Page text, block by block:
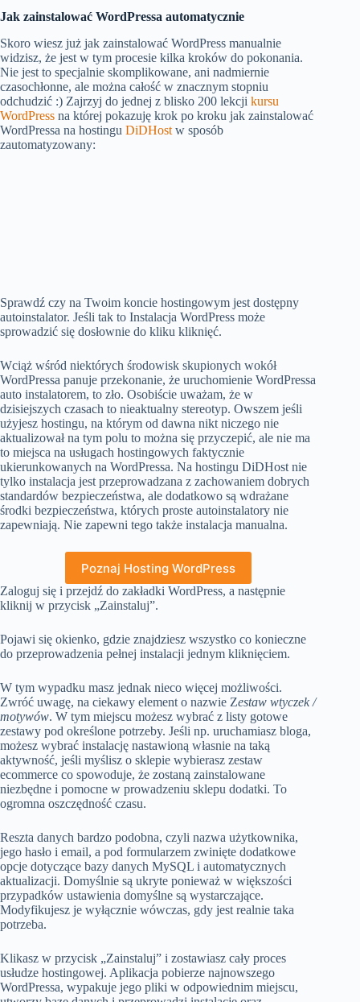
Jak zainstalować WordPressa automatycznie
Skoro wiesz już jak zainstalować WordPress manualnie
widzisz, że jest w tym procesie kilka kroków do pokonania.
Nie jest to specjalnie skomplikowane, ani nadmiernie
czasochłonne, ale można całość w znacznym stopniu
odchudzić :) Zajrzyj do jednej z blisko 200 lekcji kursu
WordPress na której pokazuję krok po kroku jak zainstalować
WordPressa na hostingu DiDHost w sposób
zautomatyzowany:
Sprawdź czy na Twoim koncie hostingowym jest dostępny
autoinstalator. Jeśli tak to Instalacja WordPress może
sprowadzić się dosłownie do kliku kliknięć.
Wciąż wśród niektórych środowisk skupionych wokół
WordPressa panuje przekonanie, że uruchomienie WordPressa
auto instalatorem, to zło. Osobiście uważam, że w
dzisiejszych czasach to nieaktualny stereotyp. Owszem jeśli
użyjesz hostingu, na którym od dawna nikt niczego nie
aktualizował na tym polu to można się przyczepić, ale nie ma
to miejsca na usługach hostingowych faktycznie
ukierunkowanych na WordPressa. Na hostingu DiDHost nie
tylko instalacja jest przeprowadzana z zachowaniem dobrych
standardów bezpieczeństwa, ale dodatkowo są wdrażane
środki bezpieczeństwa, których proste autoinstalatory nie
zapewniają. Nie zapewni tego także instalacja manualna.
Poznaj Hosting WordPress
Zaloguj się i przejdź do zakładki WordPress, a następnie
kliknij w przycisk „Zainstaluj”.
Pojawi się okienko, gdzie znajdziesz wszystko co konieczne
do przeprowadzenia pełnej instalacji jednym kliknięciem.
W tym wypadku masz jednak nieco więcej możliwości.
Zwróć uwagę, na ciekawy element o nazwie Zestaw wtyczek /
motywów. W tym miejscu możesz wybrać z listy gotowe
zestawy pod określone potrzeby. Jeśli np. uruchamiasz bloga,
możesz wybrać instalację nastawioną własnie na taką
aktywność, jeśli myślisz o sklepie wybierasz zestaw
ecommerce co spowoduje, że zostaną zainstalowane
niezbędne i pomocne w prowadzeniu sklepu dodatki. To
ogromna oszczędność czasu.
Reszta danych bardzo podobna, czyli nazwa użytkownika,
jego hasło i email, a pod formularzem zwinięte dodatkowe
opcje dotyczące bazy danych MySQL i automatycznych
aktualizacji. Domyślnie są ukryte ponieważ w większości
przypadków ustawienia domyślne są wystarczające.
Modyfikujesz je wyłącznie wówczas, gdy jest realnie taka
potrzeba.
Klikasz w przycisk „Zainstaluj” i zostawiasz cały proces
usłudze hostingowej. Aplikacja pobierze najnowszego
WordPressa, wypakuje jego pliki w odpowiednim miejscu,